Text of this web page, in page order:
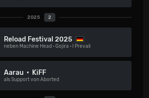
2025 2
Reload Festival 2025
neben Machine Head ·Gojira · I Prevail
Aarau · KiFF
als Support von Aborted